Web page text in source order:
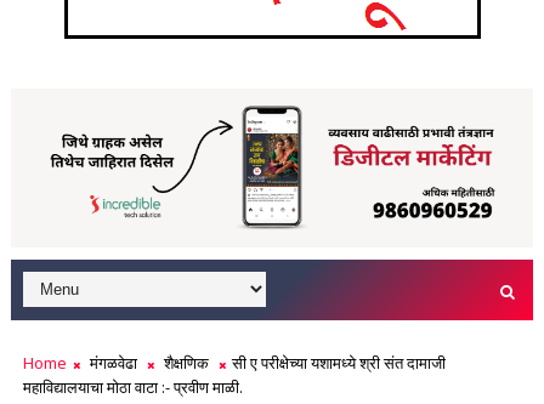
Home मंगळवेढा शैक्षणिक
सी ए परीक्षेच्या यशामध्ये श्री संत दामाजी
महाविद्यालयाचा मोठा वाटा :- प्रवीण माळी.